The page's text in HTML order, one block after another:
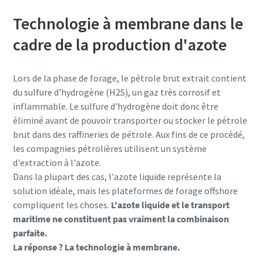
Technologie à membrane dans le
cadre de la production d'azote
Lors de la phase de forage, le pétrole brut extrait contient
du sulfure d'hydrogène (H2S), un gaz très corrosif et
inflammable. Le sulfure d'hydrogène doit donc être
éliminé avant de pouvoir transporter ou stocker le pétrole
brut dans des raffineries de pétrole. Aux fins de ce procédé,
les compagnies pétrolières utilisent un système
d'extraction à l'azote.
Dans la plupart des cas, l'azote liquide représente la
solution idéale, mais les plateformes de forage offshore
compliquent les choses. L'azote liquide et le transport
maritime ne constituent pas vraiment la combinaison
parfaite.
La réponse ? La technologie à membrane.